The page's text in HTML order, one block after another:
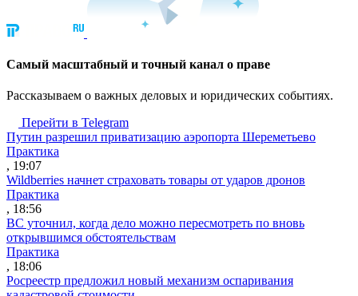
Cамый масштабный и точный канал о праве
Рассказываем о важных деловых и юридических событиях.
Перейти в Telegram
Путин разрешил приватизацию аэропорта Шереметьево
Практика
, 19:07
Wildberries начнет страховать товары от ударов дронов
Практика
, 18:56
ВС уточнил, когда дело можно пересмотреть по вновь
открывшимся обстоятельствам
Практика
, 18:06
Росреестр предложил новый механизм оспаривания